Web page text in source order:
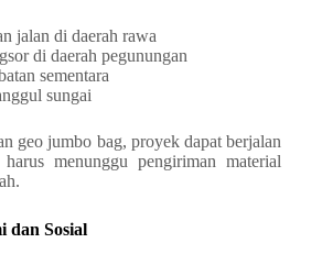
jalan di daerah rawa
di daerah pegunungan
sementara
sungai
geo jumbo bag, proyek dapat berjalan
menunggu pengiriman material
dan Sosial